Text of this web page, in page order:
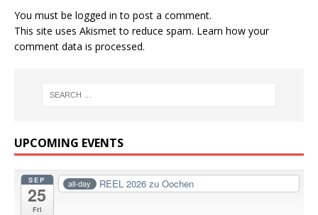
You must be logged in to post a comment.
This site uses Akismet to reduce spam. Learn how your
comment data is processed.
UPCOMING EVENTS
SEP
25
Fri
all-day REEL 2026 zu Oochen